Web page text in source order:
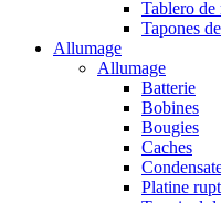
Tablero de
Tapones
Allumage
Allumage
Batterie
Bobines
Bougies
Caches
Platine